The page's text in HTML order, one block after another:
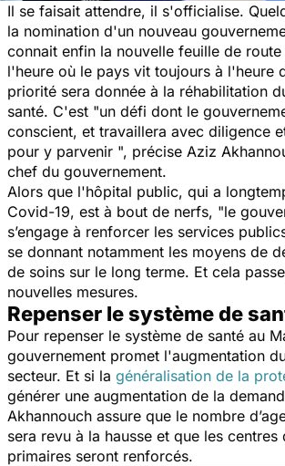
Il se faisait attendre, il s'officialise.
la nomination d'un nouveau
connait enfin la nouvelle feuille de
l'heure où le pays vit toujours à l'heure
priorité sera donnée à la réhabilitation
santé. C'est "un défi dont le
conscient, et travaillera avec diligence
pour y parvenir ", précise Aziz
chef du gouvernement.
Alors que l'hôpital public, qui a
Covid-19, est à bout de nerfs, "le
s’engage à renforcer les services
se donnant notamment les moyens de
de soins sur le long terme. Et cela
nouvelles mesures.
Repenser le système de
Pour repenser le système de santé au
gouvernement promet l'augmentation
secteur. Et si la généralisation de la
générer une augmentation de la
Akhannouch assure que le nombre
sera revu à la hausse et que les centres
primaires seront renforcés.